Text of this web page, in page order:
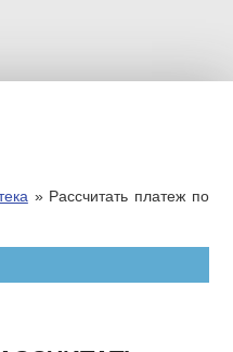
» Рассчитать платеж по